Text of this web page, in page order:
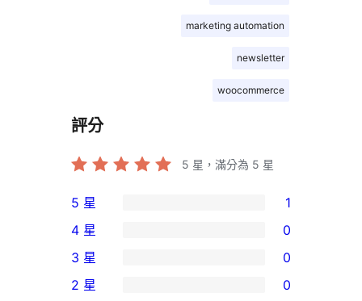
marketing automation
newsletter
woocommerce
評分
5 星，滿分為 5 星
1
個
5
星
5 星 1
個
4
4 星 0
0
個
3 星 0
2 星 0